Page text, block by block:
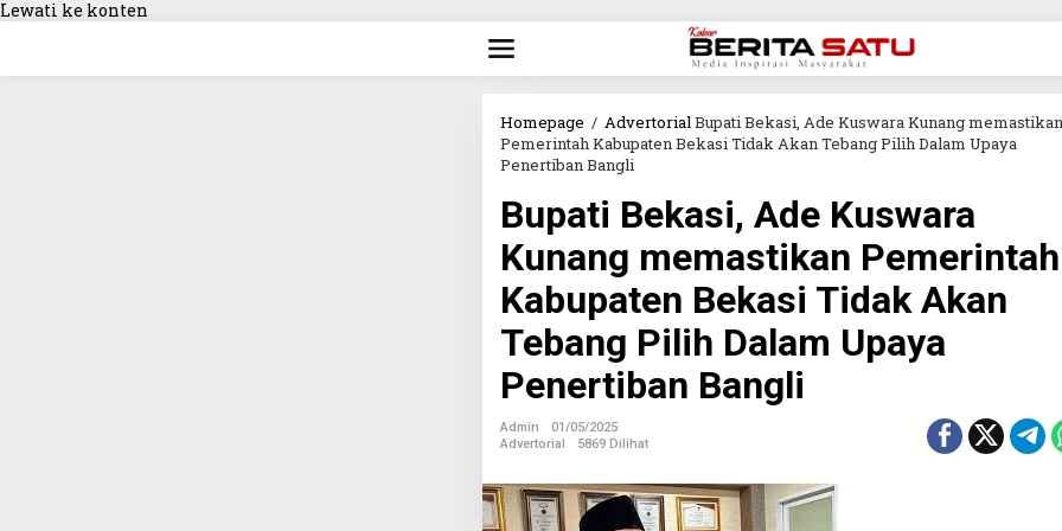
Lewati ke konten
Homepage / AdvertorialBupati Bekasi, Ade Kuswara Kunang memastikan
Pemerintah Kabupaten Bekasi Tidak Akan Tebang Pilih Dalam Upaya
Penertiban Bangli
Bupati Bekasi, Ade Kuswara
Kunang memastikan Pemerintah
Kabupaten Bekasi Tidak Akan
Tebang Pilih Dalam Upaya
Penertiban Bangli
Admin
01/05/2025
Advertorial
5869 Dilihat